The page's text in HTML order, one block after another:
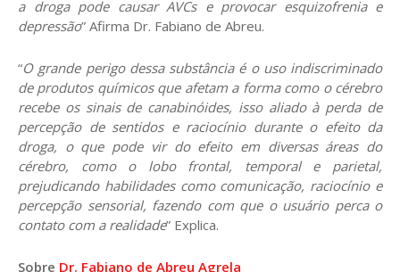
a droga pode causar AVCs e provocar esquizofrenia e
depressão” Afirma Dr. Fabiano de Abreu.
“O grande perigo dessa substância é o uso indiscriminado
de produtos químicos que afetam a forma como o cérebro
recebe os sinais de canabinóides, isso aliado à perda de
percepção de sentidos e raciocínio durante o efeito da
droga, o que pode vir do efeito em diversas áreas do
cérebro, como o lobo frontal, temporal e parietal,
prejudicando habilidades como comunicação, raciocínio e
percepção sensorial, fazendo com que o usuário perca o
contato com a realidade” Explica.
Sobre Dr. Fabiano de Abreu Agrela